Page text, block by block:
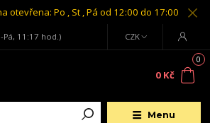
otevřena: Po , St , Pá od 12:00 do 17:00
Menu
CZK
Pá, 11:17 hod.)
0
0 Kč